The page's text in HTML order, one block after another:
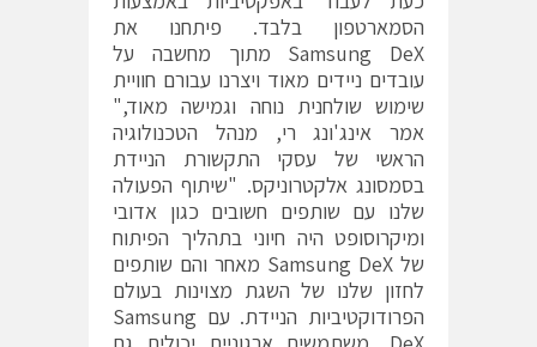
הסמארטפון בלבד. פיתחנו את
Samsung DeX מתוך מחשבה על
עובדים ניידים מאוד ויצרנו עבורם חוויית
שימוש שולחנית נוחה וגמישה מאוד,"
אמר אינג'ונג רי, מנהל הטכנולוגיה
הראשי של עסקי התקשורת הניידת
בסמסונג אלקטרוניקס. "שיתוף הפעולה
שלנו עם שותפים חשובים כגון אדובי
ומיקרוסופט היה חיוני בתהליך הפיתוח
של Samsung DeX מאחר והם שותפים
לחזון שלנו של השגת מצוינות בעולם
הפרודוקטיביות הניידת. עם Samsung